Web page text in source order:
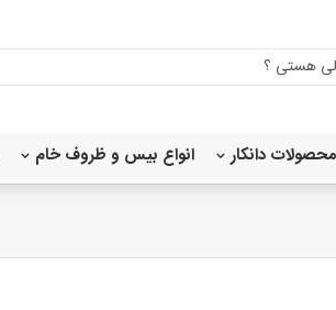
محصولات دانکار انواع بیس و ظروف خام